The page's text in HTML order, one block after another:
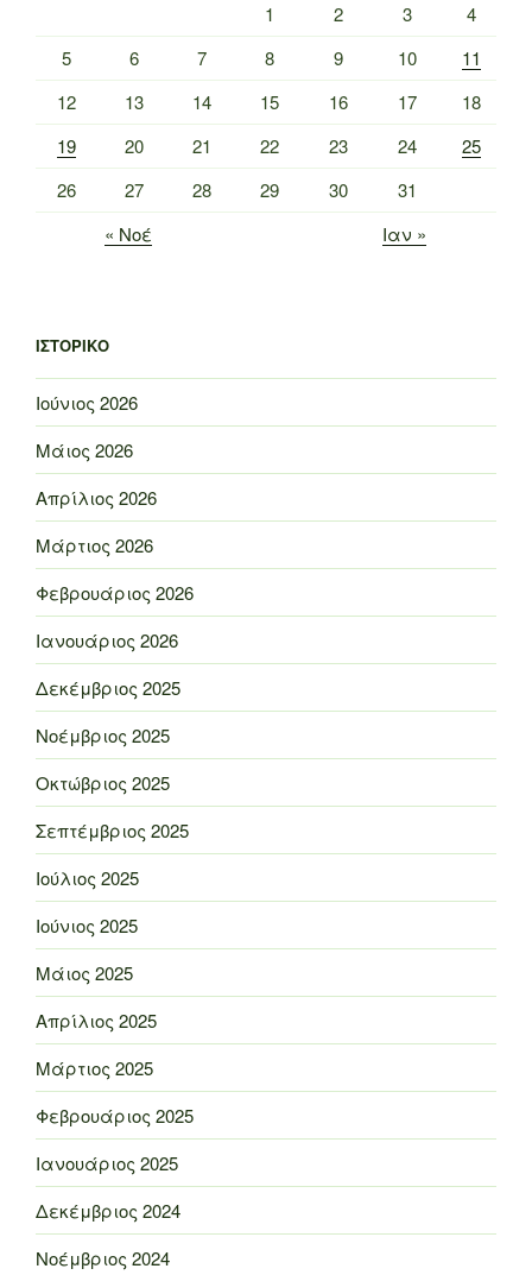
1 2 3
4
5
6 7 8 9 10
11
12
13 14 15 16 17
18
19
20 21 22 23 24
25
26
27 28 29 30
31
« Νοέ
Ιαν »
ΙΣΤΟΡΙΚΌ
Ιούνιος 2026
Μάιος 2026
Απρίλιος 2026
Μάρτιος 2026
Φεβρουάριος 2026
Ιανουάριος 2026
Δεκέμβριος 2025
Νοέμβριος 2025
Οκτώβριος 2025
Σεπτέμβριος 2025
Ιούλιος 2025
Ιούνιος 2025
Μάιος 2025
Απρίλιος 2025
Μάρτιος 2025
Φεβρουάριος 2025
Ιανουάριος 2025
Δεκέμβριος 2024
Νοέμβριος 2024